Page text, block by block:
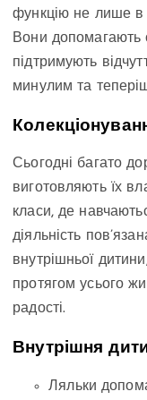
функцію не лише в
Вони допомагають
підтримують
минулим та
Сьогодні багато
виготовляють їх
класи, де
діяльність
внутрішньої
протягом усього
радості.
Внутрішня
Ляльки